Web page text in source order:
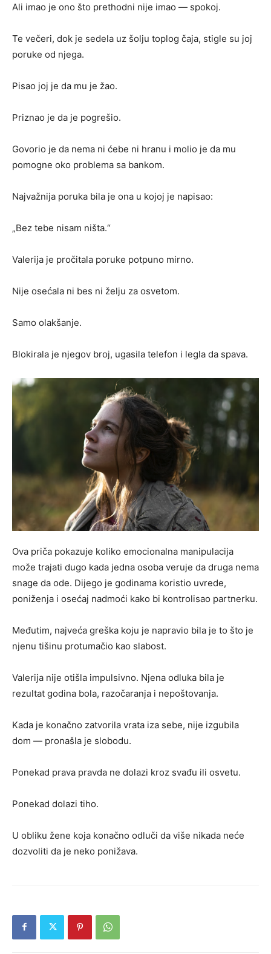
Ali imao je ono što prethodni nije imao — spokoj.
Te večeri, dok je sedela uz šolju toplog čaja, stigle su joj
poruke od njega.
Pisao joj je da mu je žao.
Priznao je da je pogrešio.
Govorio je da nema ni ćebe ni hranu i molio je da mu
pomogne oko problema sa bankom.
Najvažnija poruka bila je ona u kojoj je napisao:
„Bez tebe nisam ništa.“
Valerija je pročitala poruke potpuno mirno.
Nije osećala ni bes ni želju za osvetom.
Samo olakšanje.
Blokirala je njegov broj, ugasila telefon i legla da spava.
Ova priča pokazuje koliko emocionalna manipulacija
može trajati dugo kada jedna osoba veruje da druga nema
snage da ode. Dijego je godinama koristio uvrede,
poniženja i osećaj nadmoći kako bi kontrolisao partnerku.
Međutim, najveća greška koju je napravio bila je to što je
njenu tišinu protumačio kao slabost.
Valerija nije otišla impulsivno. Njena odluka bila je
rezultat godina bola, razočaranja i nepoštovanja.
Kada je konačno zatvorila vrata iza sebe, nije izgubila
dom — pronašla je slobodu.
Ponekad prava pravda ne dolazi kroz svađu ili osvetu.
Ponekad dolazi tiho.
U obliku žene koja konačno odluči da više nikada neće
dozvoliti da je neko ponižava.